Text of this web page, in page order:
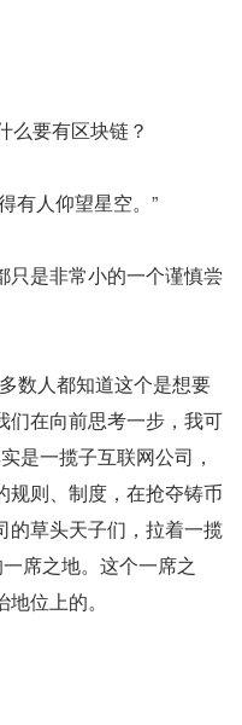
么要有区块链？
有人仰望星空。”
只是非常小的一个谨慎尝
数人都知道这个是想要
们在向前思考一步，我可
是一揽子互联网公司，
规则、制度，在抢夺铸币
的草头天子们，拉着一揽
席之地。这个一席之
位上的。